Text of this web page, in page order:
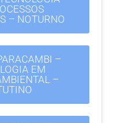
– NOTURNO
–
EM
–